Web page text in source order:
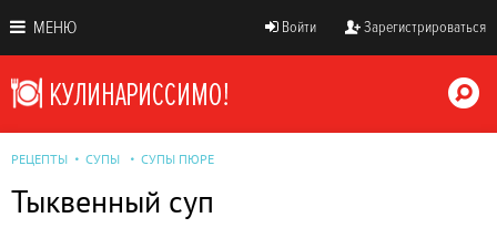
МЕНЮ Войти Зарегистрироваться
РЕЦЕПТЫ СУПЫ СУПЫ ПЮРЕ
Тыквенный суп